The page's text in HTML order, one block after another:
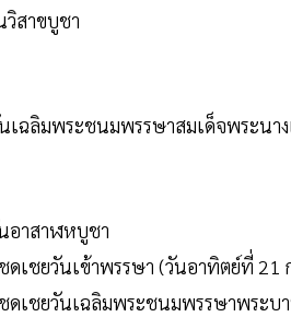
สาขบูชา
ฉลิมพระชนมพรรษาสมเด็จพระนา
อาสาฬหบูชา
เชยวันเข้าพรรษา (วันอาทิตย์ที่ 21
เชยวันเฉลิมพระชนมพรรษาพระบ